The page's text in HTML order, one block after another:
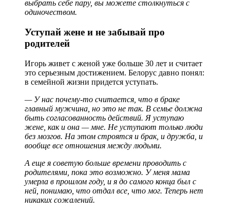
выбрать себе пару, вы можете столкнуться с
одиночеством.
Уступай жене и не забывай про
родителей
Игорь живет с женой уже больше 30 лет и считает
это серьезным достижением. Белорус давно понял:
в семейной жизни придется уступать.
— У нас почему-то считается, что в браке
главный мужчина, но это не так. В семье должна
быть согласованность действий. Я уступаю
жене, как и она — мне. Не уступают только люди
без мозгов. На этом строятся и брак, и дружба, и
вообще все отношения между людьми.
А еще я советую больше времени проводить с
родителями, пока это возможно. У меня мама
умерла в прошлом году, и я до самого конца был с
ней, понимаю, что отдал все, что мог. Теперь нет
никаких сожалений.